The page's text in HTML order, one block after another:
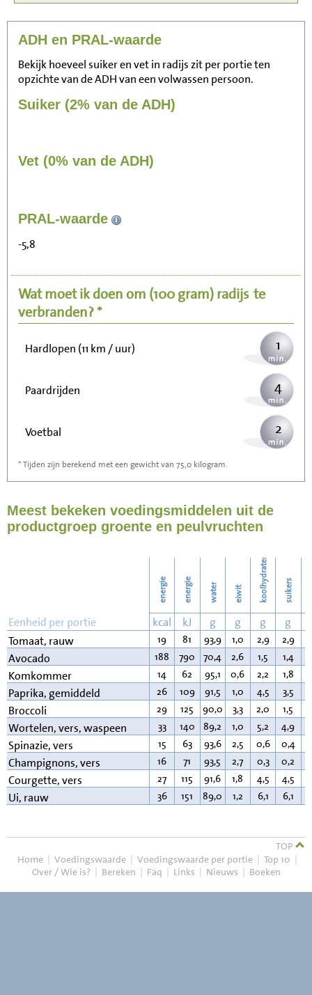
ADH en PRAL-waarde
Bekijk hoeveel suiker en vet in radijs zit per portie ten
opzichte van de ADH van een volwassen persoon.
Suiker (2% van de ADH)
Vet (0% van de ADH)
PRAL-waarde
-5,8
Wat moet ik doen om (100 gram)radijs te
verbranden? *
Zitten, tv kijken
Wandelen (5 km/uur)
Hardlopen (11 km / uur) 1
Paardrijden 4
Voetbal 2
Stofzuigen
Strijken
7
* Tijden zijn berekend met een gewicht van 75,0 kilogram.
Meest bekeken voedingsmiddelen uit de
productgroep groente en peulvruchten
energie energie water eiwit koolhydraten suikers
Eenheid per portie kcal kJ g g g g
Tomaat, rauw
19 81 93,9 1,0 2,9 2,9
Avocado 188 790 70,4 2,6 1,5 1,4
Komkommer 14 62 95,1 0,6 2,2 1,8
Paprika, gemiddeld 26 109 91,5 1,0 4,5 3,5
Broccoli 29 125 90,0 3,3 2,0 1,5
Wortelen, vers, waspeen 33 140 89,2 1,0 5,2 4,9
Spinazie, vers 15 63 93,6 2,5 0,6 0,4
Champignons, vers 16 71 93,5 2,7 0,3 0,2
Courgette, vers 27 115 91,6 1,8 4,5 4,5
Ui, rauw 36 151 89,0 1,2 6,1 6,1
TOP
Home | Voedingswaarde | Voedingswaarde per portie | Top 10 |
Over / Wie is? | Bereken | Faq | Links | Nieuws | Boeken